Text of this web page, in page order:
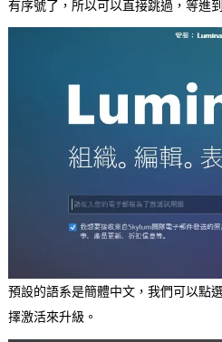
有序號了，所以可以直接跳過，等進
預設的語系是簡體中文，我們可以點
擇激活來升級。